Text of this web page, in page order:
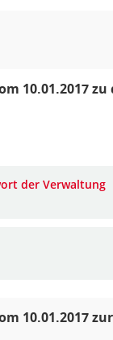
10.01.2017
der Verwaltung
10.01.2017